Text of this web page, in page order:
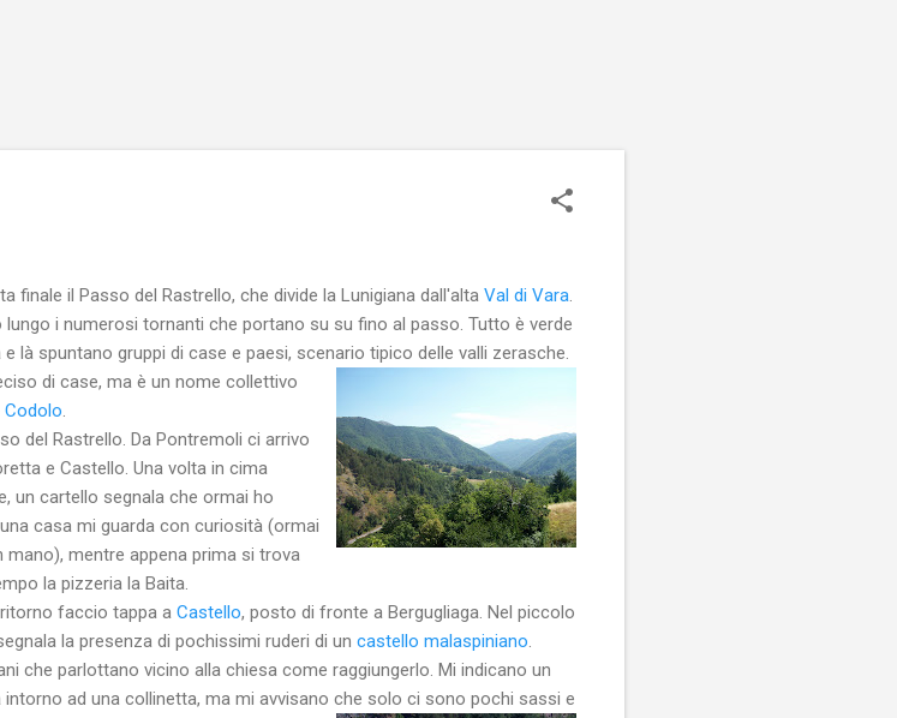
finale il Passo del Rastrello, che divide la Lunigiana dall'alta Val di Vara
i numerosi tornanti che portano su su fino al passo. Tutto è verde
là spuntano gruppi di case e paesi, scenario tipico delle valli zerasche.
di case, ma è un nome collettivo
Codolo
del Rastrello. Da Pontremoli ci arrivo
e Castello. Una volta in cima
un cartello segnala che ormai ho
casa mi guarda con curiosità (ormai
mentre appena prima si trova
la pizzeria la Baita.
faccio tappa a Castello, posto di fronte a Bergugliaga. Nel piccolo
la presenza di pochissimi ruderi di un castello malaspiniano
che parlottano vicino alla chiesa come raggiungerlo. Mi indicano un
intorno ad una collinetta, ma mi avvisano che solo ci sono pochi sassi e